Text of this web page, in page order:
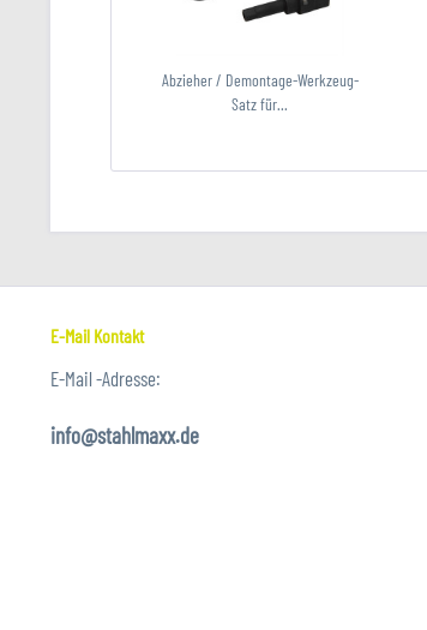
Abzieher / Demontage-Werkzeug-
Satz für...
E-Mail Kontakt
E-Mail -Adresse:
info@stahlmaxx.de